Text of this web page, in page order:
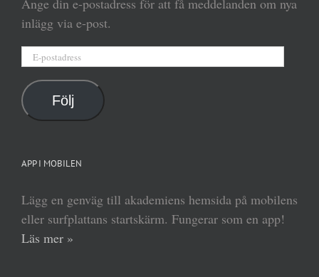
inlägg via e-post.
Följ
APP I MOBILEN
Lägg en genväg till akademiens hemsida på mobilens
eller surfplattans startskärm. Fungerar som en app!
Läs mer »